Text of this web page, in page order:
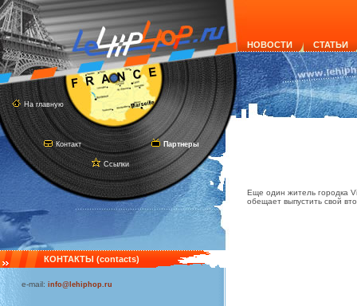
На главную
Контакт
Ссылки
Партнеры
НОВОСТИ СТАТЬИ
КОНТАКТЫ (contacts)
e-mail: info@lehiphop.ru
Еще один житель городка
обещает выпустить свой